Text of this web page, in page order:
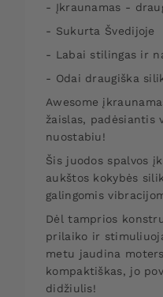
- Įkraunamas -
- Sukurta Švedijoje
- Labai stilingas ir
- Odai draugiška
Awesome
žaislas, padėsiantis
nuostabiu!
Šis juodos spalvos
aukštos kokybės
galingomis
Dėl tamprios
prilaiko ir
metu jaudina
kompaktiškas, jo
didžiulis!